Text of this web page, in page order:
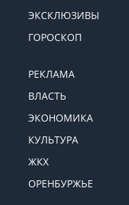
ЭКСКЛЮЗИВЫ
ГОРОСКОП
РЕКЛАМА
ВЛАСТЬ
ЭКОНОМИКА
КУЛЬТУРА
ЖКХ
ОРЕНБУРЖЬЕ